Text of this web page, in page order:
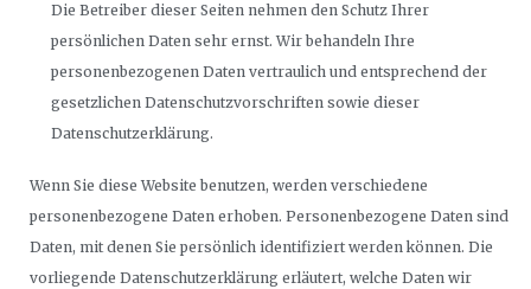
Die Betreiber dieser Seiten nehmen den Schutz Ihrer
persönlichen Daten sehr ernst. Wir behandeln Ihre
personenbezogenen Daten vertraulich und entsprechend der
gesetzlichen Datenschutzvorschriften sowie dieser
Datenschutzerklärung.
Wenn Sie diese Website benutzen, werden verschiedene
personenbezogene Daten erhoben. Personenbezogene Daten sind
Daten, mit denen Sie persönlich identifiziert werden können. Die
vorliegende Datenschutzerklärung erläutert, welche Daten wir